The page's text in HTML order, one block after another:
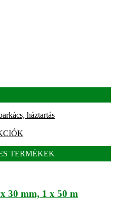
háztartás
TERMÉKEK
30 mm, 1 x 50 m